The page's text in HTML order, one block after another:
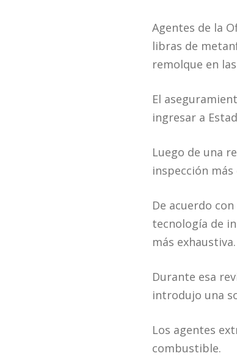
Agentes de la
libras de
remolque en
El
ingresar a
Luego de una
inspección
De acuerdo
tecnología de
más exhaustiva.
Durante esa
introdujo una
Los agentes
combustible.